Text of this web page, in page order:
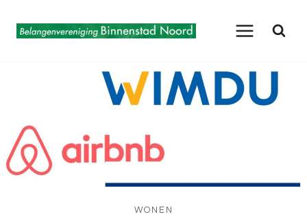
naar
WONEN